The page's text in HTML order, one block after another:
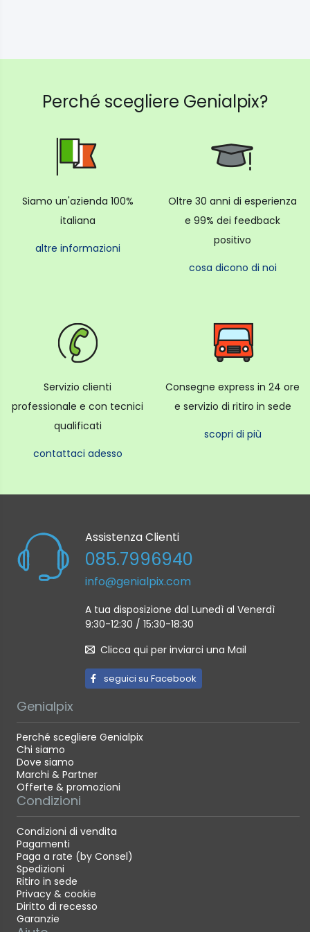
Perché scegliere Genialpix?
Siamo un'azienda 100%
italiana
altre informazioni
Oltre 30 anni di esperienza
e 99% dei feedback
positivo
cosa dicono di noi
Servizio clienti
professionale e con tecnici
qualificati
contattaci adesso
Consegne express in 24 ore
e servizio di ritiro in sede
scopri di più
Assistenza Clienti
085.7996940
info@genialpix.com
A tua disposizione dal Lunedì al Venerdì
9:30-12:30 / 15:30-18:30
Clicca qui per inviarci una Mail
seguici su Facebook
Genialpix
Perché scegliere Genialpix
Chi siamo
Dove siamo
Marchi & Partner
Offerte & promozioni
Condizioni
Condizioni di vendita
Pagamenti
Paga a rate (by Consel)
Spedizioni
Ritiro in sede
Privacy & cookie
Diritto di recesso
Garanzie